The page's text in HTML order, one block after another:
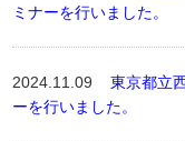
ミナーを行いました。
2024.11.09東京都立
ーを行いました。